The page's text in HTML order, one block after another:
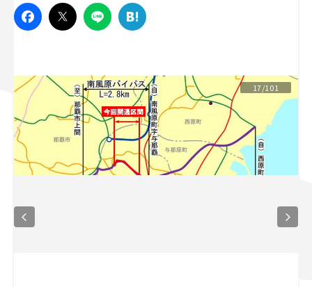
17/101
スズキ ジムニー｜Suzuki Jimny
マツダ｜Mazda
マツダ ロードスター｜Mazda Roadster